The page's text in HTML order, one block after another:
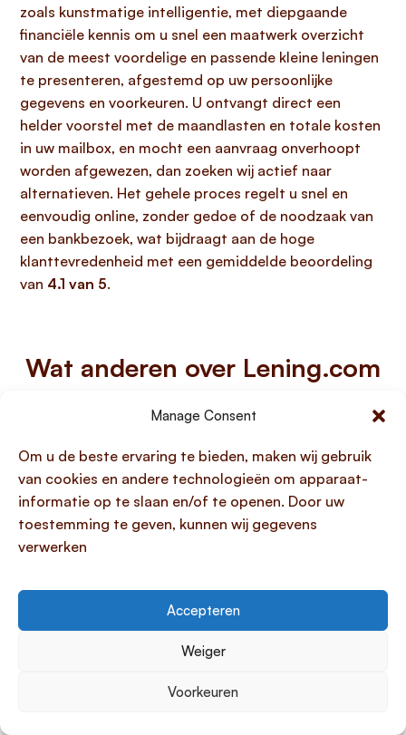
Manage Consent
Om u de beste ervaring te bieden, maken wij gebruik
van cookies en andere technologieën om apparaat-
informatie op te slaan en/of te openen. Door uw
toestemming te geven, kunnen wij gegevens
verwerken
Accepteren
Weiger
Voorkeuren
zoals kunstmatige intelligentie, met diepgaande
financiële kennis om u snel een maatwerk overzicht
van de meest voordelige en passende kleine leningen
te presenteren, afgestemd op uw persoonlijke
gegevens en voorkeuren. U ontvangt direct een
helder voorstel met de maandlasten en totale kosten
in uw mailbox, en mocht een aanvraag onverhoopt
worden afgewezen, dan zoeken wij actief naar
alternatieven. Het gehele proces regelt u snel en
eenvoudig online, zonder gedoe of de noodzaak van
een bankbezoek, wat bijdraagt aan de hoge
klanttevredenheid met een gemiddelde beoordeling
van 4.1 van 5.
Wat anderen over Lening.com
1247 klanten beoordelen ons met een 4.1/5
Best goed
Ging snel